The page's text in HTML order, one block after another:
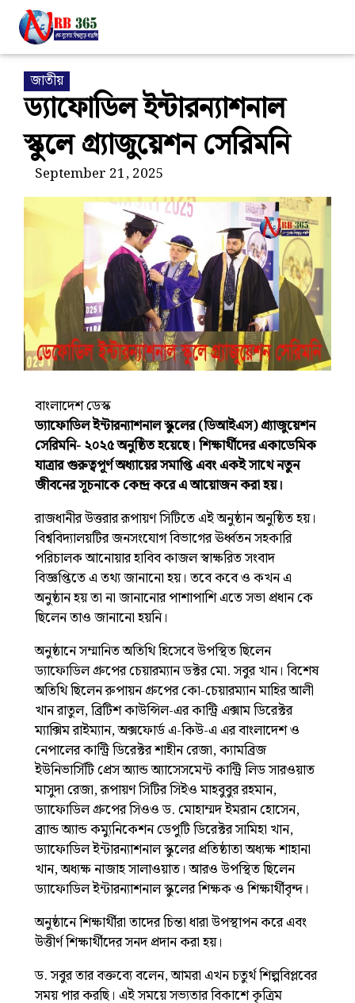
জাতীয়
ড্যাফোডিল ইন্টারন্যাশনাল
স্কুলে গ্র্যাজুয়েশন সেরিমনি
September 21, 2025
বাংলাদেশ ডেস্ক
ড্যাফোডিল ইন্টারন্যাশনাল স্কুলের (ডিআইএস) গ্র্যাজুয়েশন
সেরিমনি- ২০২৫ অনুষ্ঠিত হয়েছে। শিক্ষার্থীদের একাডেমিক
যাত্রার গুরুত্বপূর্ণ অধ্যায়ের সমাপ্তি এবং একই সাথে নতুন
জীবনের সূচনাকে কেন্দ্র করে এ আয়োজন করা হয়।
রাজধানীর উত্তরার রূপায়ণ সিটিতে এই অনুষ্ঠান অনুষ্ঠিত হয়।
বিশ্ববিদ্যালয়টির জনসংযোগ বিভাগের ঊর্ধ্বতন সহকারি
পরিচালক আনোয়ার হাবিব কাজল স্বাক্ষরিত সংবাদ
বিজ্ঞপ্তিতে এ তথ্য জানানো হয়। তবে কবে ও কখন এ
অনুষ্ঠান হয় তা না জানানোর পাশাপাশি এতে সভা প্রধান কে
ছিলেন তাও জানানো হয়নি।
অনুষ্ঠানে সম্মানিত অতিথি হিসেবে উপস্থিত ছিলেন
ড্যাফোডিল গ্রুপেরচেয়ারম্যান ডক্টর মো. সবুর খান। বিশেষ
অতিথি ছিলেন রুপায়ন গ্রুপের কো-চেয়ারম্যান মাহির আলী
খান রাতুল, ব্রিটিশ কাউন্সিল-এর কান্ট্রি এক্সাম ডিরেক্টর
ম্যাক্সিম রাইম্যান, অক্সফোর্ড এ-কিউ-এ এর বাংলাদেশ ও
নেপালের কান্ট্রি ডিরেক্টর শাহীন রেজা, ক্যামব্রিজ
ইউনিভার্সিটি প্রেস অ্যান্ড অ্যাসেসমেন্ট কান্ট্রি লিড সারওয়াত
মাসুদা রেজা, রূপায়ণ সিটির সিইও মাহবুবুর রহমান,
ড্যাফোডিল গ্রুপের সিওও ড. মোহাম্মদ ইমরান হোসেন,
ব্র্যান্ড অ্যান্ড কম্যুনিকেশন ডেপুটি ডিরেক্টর সামিহা খান,
ড্যাফোডিল ইন্টারন্যাশনাল স্কুলের প্রতিষ্ঠাতা অধ্যক্ষ শাহানা
খান, অধ্যক্ষ নাজাহ সালাওয়াত। আরও উপস্থিত ছিলেন
ড্যাফোডিল ইন্টারন্যাশনাল স্কুলের শিক্ষক ও শিক্ষার্থীবৃন্দ।
অনুষ্ঠানে শিক্ষার্থীরা তাদের চিন্তা ধারা উপস্থাপন করে এবং
উত্তীর্ণ শিক্ষার্থীদের সনদ প্রদান করা হয়।
ড. সবুর তার বক্তব্যে বলেন, আমরা এখন চতুর্থ শিল্পবিপ্লবের
সময় পার করছি। এই সময়ে সভ্যতার বিকাশে কৃত্রিম